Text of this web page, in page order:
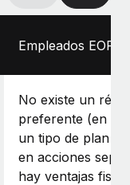
Empleados EOR
No existe un
preferente (en el
un tipo de plan
en acciones
hay ventajas